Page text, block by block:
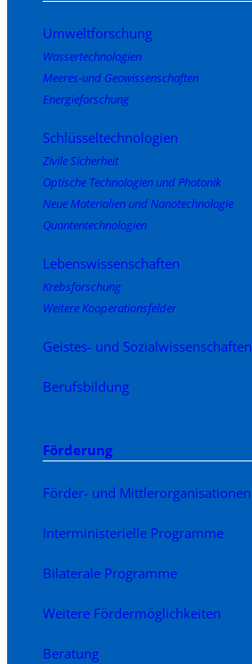
Umweltforschung
Wassertechnologien
Meeres-und Geowissenschaften
Energieforschung
Schlüsseltechnologien
Zivile Sicherheit
Optische Technologien und Photonik
Neue Materialien und Nanotechnologie
Quantentechnologien
Lebenswissenschaften
Krebsforschung
Weitere Kooperationsfelder
Geistes- und Sozialwissenschaften
Berufsbildung
Förderung
Förder- und Mittlerorganisationen
Interministerielle Programme
Bilaterale Programme
Weitere Fördermöglichkeiten
Beratung